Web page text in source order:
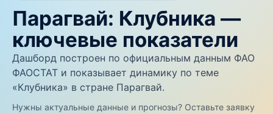
Парагвай: Клубника —
ключевые показатели
Дашборд построен по официальным данным ФАО
ФАОСТАТ и показывает динамику по теме
«Клубника» в стране Парагвай.
Нужны актуальные данные и прогнозы? Оставьте заявку